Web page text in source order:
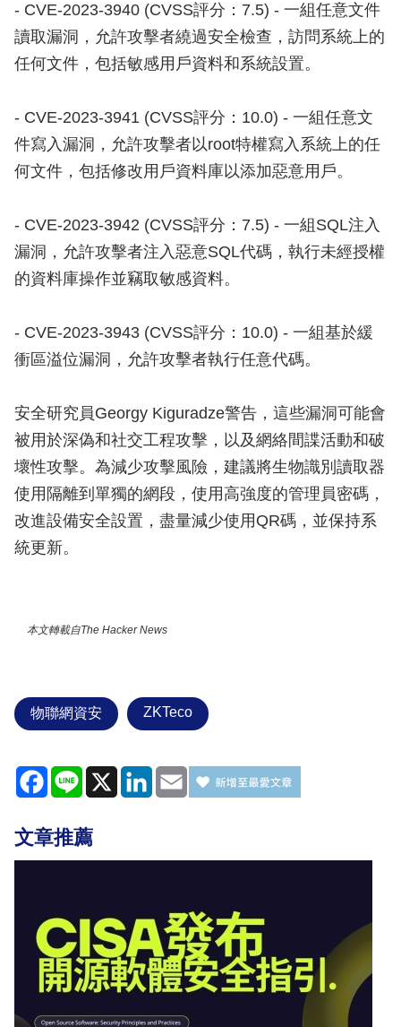
- CVE-2023-3940 (CVSS評分：7.5) - 一組任意文件
讀取漏洞，允許攻擊者繞過安全檢查，訪問系統上的
任何文件，包括敏感用戶資料和系統設置。
- CVE-2023-3941 (CVSS評分：10.0) - 一組任意文
件寫入漏洞，允許攻擊者以root特權寫入系統上的任
何文件，包括修改用戶資料庫以添加惡意用戶。
- CVE-2023-3942 (CVSS評分：7.5) - 一組SQL注入
漏洞，允許攻擊者注入惡意SQL代碼，執行未經授權
的資料庫操作並竊取敏感資料。
- CVE-2023-3943 (CVSS評分：10.0) - 一組基於緩
衝區溢位漏洞，允許攻擊者執行任意代碼。
安全研究員Georgy Kiguradze警告，這些漏洞可能會
被用於深偽和社交工程攻擊，以及網絡間諜活動和破
壞性攻擊。為減少攻擊風險，建議將生物識別讀取器
使用隔離到單獨的網段，使用高強度的管理員密碼，
改進設備安全設置，盡量減少使用QR碼，並保持系
統更新。
本文轉載自The Hacker News
物聯網資安 ZKTeco
Facebook
Line X LinkedIn
Email
文章推薦